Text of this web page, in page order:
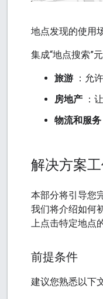
地点发现的使用
集成“地点搜索”
旅游 ：允
房地产 ：
物流和服务
解决方案
本部分将引导您
我们将介绍如何
上点击特定地点
前提条件
建议您熟悉以下